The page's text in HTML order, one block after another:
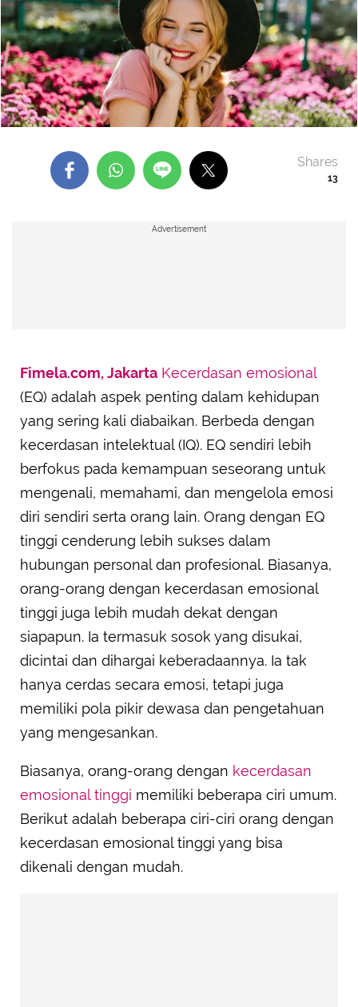
13
Shares
Advertisement
Fimela.com, Jakarta Kecerdasan emosional
(EQ) adalah aspek penting dalam kehidupan
yang sering kali diabaikan. Berbeda dengan
kecerdasan intelektual (IQ). EQ sendiri lebih
berfokus pada kemampuan seseorang untuk
mengenali, memahami, dan mengelola emosi
diri sendiri serta orang lain. Orang dengan EQ
tinggi cenderung lebih sukses dalam
hubungan personal dan profesional. Biasanya,
orang-orang dengan kecerdasan emosional
tinggi juga lebih mudah dekat dengan
siapapun. Ia termasuk sosok yang disukai,
dicintai dan dihargai keberadaannya. Ia tak
hanya cerdas secara emosi, tetapi juga
memiliki pola pikir dewasa dan pengetahuan
yang mengesankan.
Biasanya, orang-orang dengan kecerdasan
emosional tinggi memiliki beberapa ciri umum.
Berikut adalah beberapa ciri-ciri orang dengan
kecerdasan emosional tinggi yang bisa
dikenali dengan mudah.